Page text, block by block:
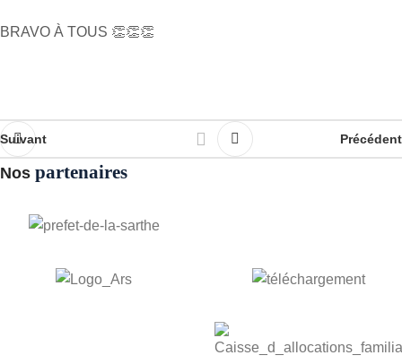
BRAVO À TOUS 👏👏👏
Suivant Précédent
Nos partenaires